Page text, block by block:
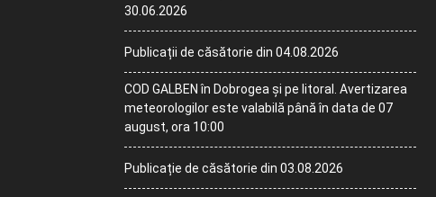
30.06.2026
Publicații de căsătorie din 04.08.2026
COD GALBEN în Dobrogea și pe litoral. Avertizarea
meteorologilor este valabilă până în data de 07
august, ora 10:00
Publicație de căsătorie din 03.08.2026